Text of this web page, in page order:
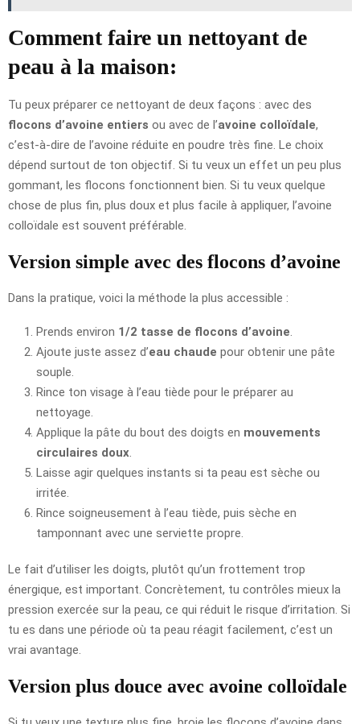
Comment faire un nettoyant de
peau à la maison:
Tu peux préparer ce nettoyant de deux façons : avec des
flocons d’avoine entiers ou avec de l’avoine colloïdale,
c’est-à-dire de l’avoine réduite en poudre très fine. Le choix
dépend surtout de ton objectif. Si tu veux un effet un peu plus
gommant, les flocons fonctionnent bien. Si tu veux quelque
chose de plus fin, plus doux et plus facile à appliquer, l’avoine
colloïdale est souvent préférable.
Version simple avec des flocons d’avoine
Dans la pratique, voici la méthode la plus accessible :
Prends environ 1/2 tasse de flocons d’avoine
Ajoute juste assez d’eau chaude pour obtenir une pâte
souple.
Rince ton visage à l’eau tiède pour le préparer au
nettoyage.
Applique la pâte du bout des doigts en mouvements
circulaires doux
Laisse agir quelques instants si ta peau est sèche ou
irritée.
Rince soigneusement à l’eau tiède, puis sèche en
tamponnant avec une serviette propre.
Le fait d’utiliser les doigts, plutôt qu’un frottement trop
énergique, est important. Concrètement, tu contrôles mieux la
pression exercée sur la peau, ce qui réduit le risque d’irritation. Si
tu es dans une période où ta peau réagit facilement, c’est un
vrai avantage.
Version plus douce avec avoine colloïdale